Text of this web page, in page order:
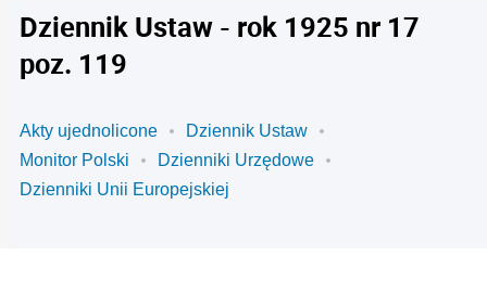
Dziennik Ustaw - rok 1925 nr 17
poz. 119
Akty ujednolicone
Dziennik Ustaw
Monitor Polski
Dzienniki Urzędowe
Dzienniki Unii Europejskiej